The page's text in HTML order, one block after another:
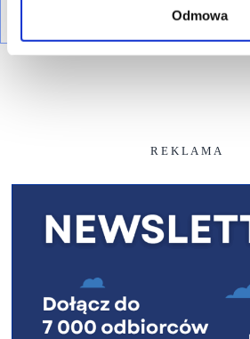
Odmowa
R E K L A M A